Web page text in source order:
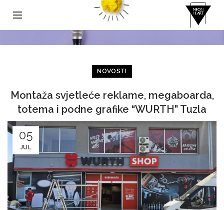
NOVOSTI
Montaža svjetleće reklame, megaboarda,
totema i podne grafike “WURTH” Tuzla
05
JUL